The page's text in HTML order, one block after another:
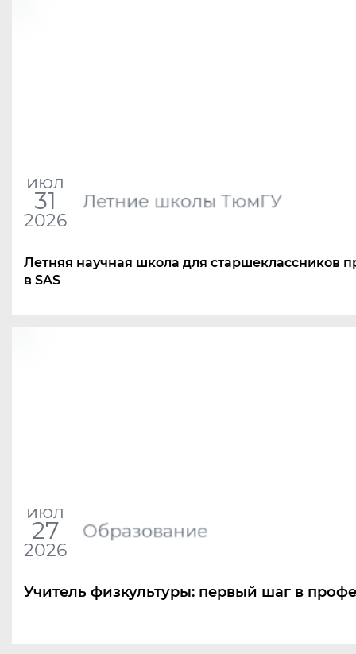
июл
31
2026
Летние школы ТюмГУ
Летняя научная школа для старшеклассников
в SAS
июл
27
2026
Образование
Учитель физкультуры: первый шаг в